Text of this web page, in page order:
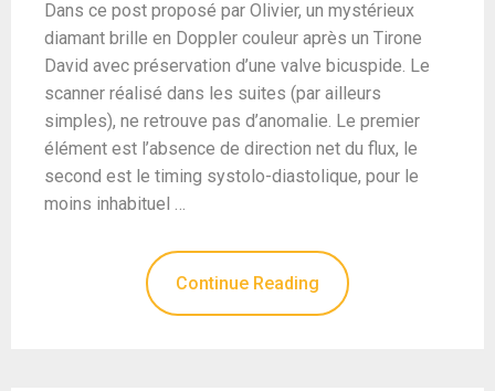
Dans ce post proposé par Olivier, un mystérieux
diamant brille en Doppler couleur après un Tirone
David avec préservation d’une valve bicuspide. Le
scanner réalisé dans les suites (par ailleurs
simples), ne retrouve pas d’anomalie. Le premier
élément est l’absence de direction net du flux, le
second est le timing systolo-diastolique, pour le
moins inhabituel …
Continue Reading